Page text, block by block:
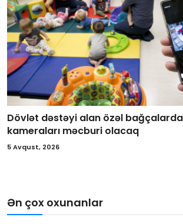
Dövlət dəstəyi alan özəl
kameraları məcburi olacaq
5 Avqust, 2026
Ən çox oxunanlar